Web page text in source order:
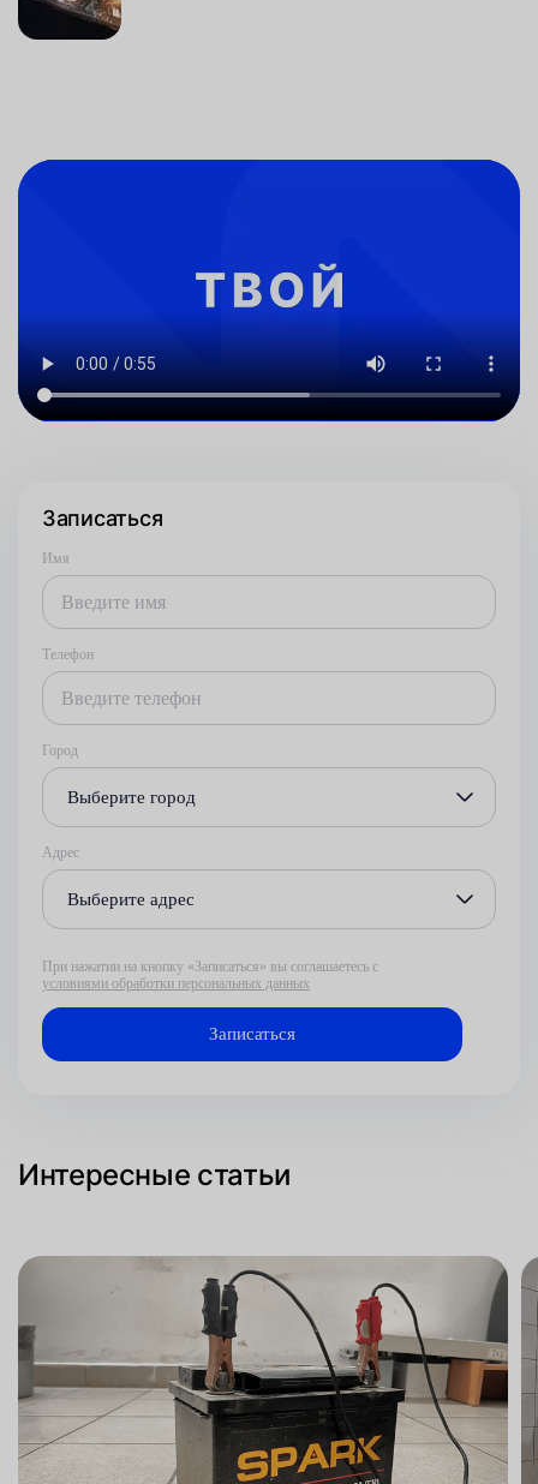
Записаться
Имя
Телефон
Город
Выберите город
Адрес
Выберите адрес
При нажатии на кнопку «Записаться» вы соглашаетесь с
условиями обработки персональных данных
Интересные статьи